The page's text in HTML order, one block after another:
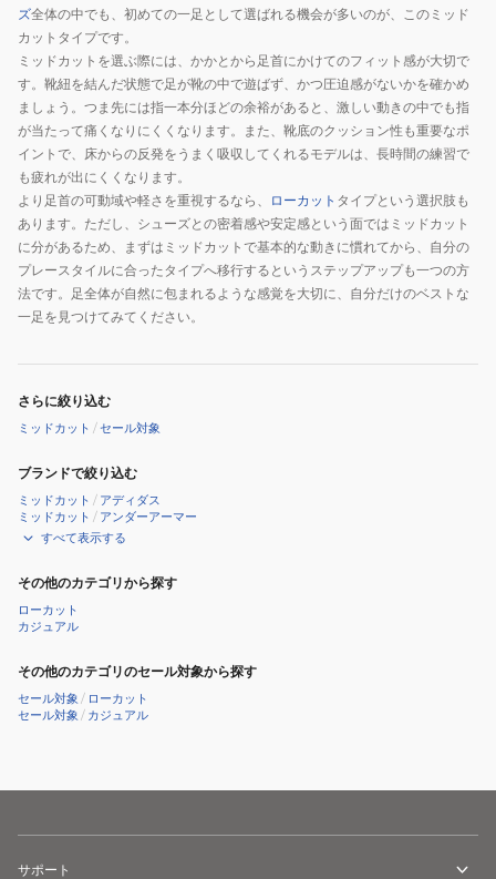
ズ全体の中でも、初めての一足として選ばれる機会が多いのが、このミッド
カットタイプです。
ミッドカットを選ぶ際には、かかとから足首にかけてのフィット感が大切で
す。靴紐を結んだ状態で足が靴の中で遊ばず、かつ圧迫感がないかを確かめ
ましょう。つま先には指一本分ほどの余裕があると、激しい動きの中でも指
が当たって痛くなりにくくなります。また、靴底のクッション性も重要なポ
イントで、床からの反発をうまく吸収してくれるモデルは、長時間の練習で
も疲れが出にくくなります。
より足首の可動域や軽さを重視するなら、
ローカット タイプという選択肢も
あります。ただし、シューズとの密着感や安定感という面ではミッドカット
に分があるため、まずはミッドカットで基本的な動きに慣れてから、自分の
プレースタイルに合ったタイプへ移行するというステップアップも一つの方
法です。足全体が自然に包まれるような感覚を大切に、自分だけのベストな
一足を見つけてみてください。
さらに絞り込む
ミッドカット /セール対象
ブランドで絞り込む
ミッドカット / アディダス
ミッドカット / アンダーアーマー
すべて表示する
その他のカテゴリから探す
ローカット
カジュアル
その他のカテゴリのセール対象から探す
セール対象 / ローカット
セール対象 / カジュアル
サポート